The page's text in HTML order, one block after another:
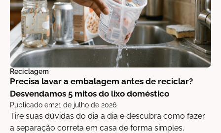
Reciclagem
Precisa lavar a embalagem antes de reciclar?
Desvendamos 5 mitos do lixo doméstico
Publicado em21 de julho de 2026
Tire suas dúvidas do dia a dia e descubra como fazer
a separação correta em casa de forma simples,